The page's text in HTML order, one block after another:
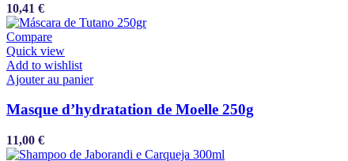
10,41 €
Compare
Quick view
Add to wishlist
Ajouter au panier
Masque d’hydratation de Moelle 250g
11,00 €